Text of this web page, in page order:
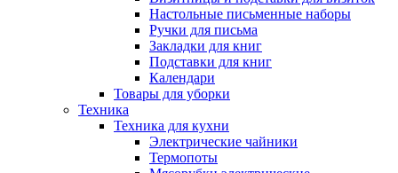
Настольные письменные наборы
Ручки для письма
Закладки для книг
Подставки для книг
Календари
Товары для уборки
Техника
Техника для кухни
Электрические чайники
Термопоты